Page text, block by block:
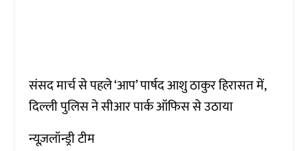
संसद मार्च से पहले ‘आप’ पार्षद आशु ठाकुर हिरासत में,
दिल्ली पुलिस ने सीआर पार्क ऑफिस से उठाया
न्यूज़लॉन्ड्री टीम